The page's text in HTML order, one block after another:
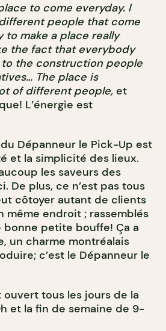
to come everyday. I
people that come
to make a place really
the fact that everybody
the construction people
The place is
of different people, et
L’énergie est
Dépanneur le Pick-Up est
et la simplicité des lieux.
les saveurs des
De plus, ce n’est pas tous
côtoyer autant de clients
même endroit ; rassemblés
bonne petite bouffe! Ça a
un charme montréalais
c’est le Dépanneur le
tous les jours de la
et la fin de semaine de 9-